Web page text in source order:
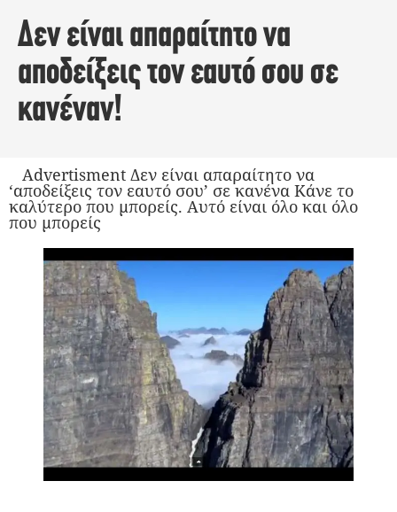
Δεν είναι απαραίτητο να
αποδείξεις τον εαυτό σου σε
κανέναν!
Advertisment Δεν είναι απαραίτητο να
‘αποδείξεις τον εαυτό σου’ σε κανένα Κάνε το
καλύτερο που μπορείς. Αυτό είναι όλο και όλο
που μπορείς